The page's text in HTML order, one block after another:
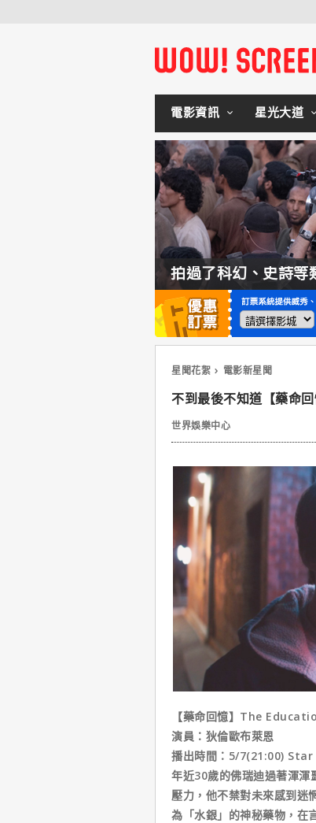
電影資訊 星光大道
拍過了科幻、史詩等
星聞花絮 電影新星聞
不到最後不知道【藥命
世界娛樂中心
【藥命回憶】The
演員：狄倫歐布萊恩
播出時間：5/7(21:00)
年近30歲的佛瑞迪過著渾渾
壓力，他不禁對未來感到迷
為「水銀」的神秘藥物，在